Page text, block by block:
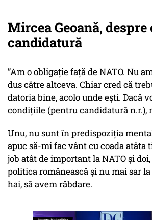
Mircea Geoană,
candidatură
”Am o obligație față de NATO. Nu
dus către altceva. Chiar cred că
datoria bine, acolo unde ești. Dacă
condițiile (pentru candidatură n.r.),
Unu, nu sunt în predispoziția
apuc să-mi fac vânt cu coada atâta
job atât de important la NATO și
politica românească și nu mai sar la
hai, să avem răbdare.